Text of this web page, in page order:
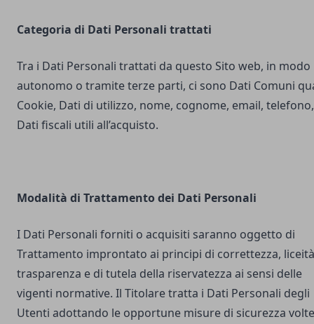
Categoria di Dati Personali trattati
Tra i Dati Personali trattati da questo Sito web, in modo
autonomo o tramite terze parti, ci sono Dati Comuni
Cookie, Dati di utilizzo, nome, cognome, email, telefono,
Dati fiscali utili all’acquisto.
Modalità di Trattamento dei Dati Personali
I Dati Personali forniti o acquisiti saranno oggetto di
Trattamento improntato ai principi di correttezza,
trasparenza e di tutela della riservatezza ai sensi delle
vigenti normative. Il Titolare tratta i Dati Personali degli
Utenti adottando le opportune misure di sicurezza volte